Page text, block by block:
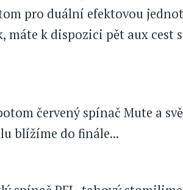
pro duální efektovou
máte k dispozici pět aux cest
červený spínač Mute a
blížíme do finále...